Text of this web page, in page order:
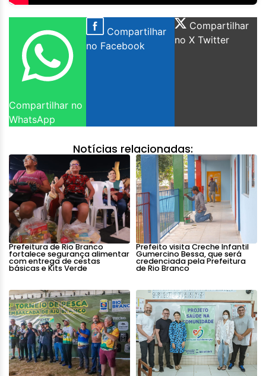
Compartilhar no
WhatsApp
Compartilhar
no Facebook
Compartilhar
no X Twitter
Notícias relacionadas:
Prefeitura de Rio Branco
fortalece segurança alimentar
com entrega de cestas
básicas e Kits Verde
Prefeito visita Creche Infantil
Gumercino Bessa, que será
credenciada pela Prefeitura
de Rio Branco